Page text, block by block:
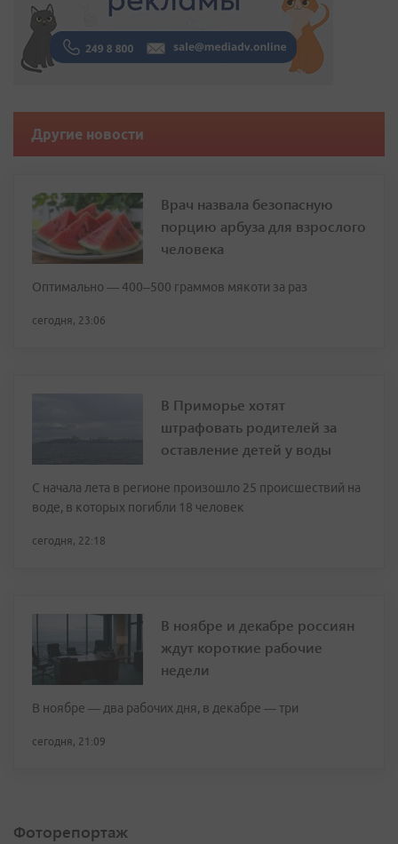
Другие новости
Врач назвала безопасную
порцию арбуза для взрослого
человека
Оптимально — 400–500 граммов мякоти за раз
сегодня, 23:06
В Приморье хотят
штрафовать родителей за
оставление детей у воды
С начала лета в регионе произошло 25 происшествий на
воде, в которых погибли 18 человек
сегодня, 22:18
В ноябре и декабре россиян
ждут короткие рабочие
недели
В ноябре — два рабочих дня, в декабре — три
сегодня, 21:09
Фоторепортаж